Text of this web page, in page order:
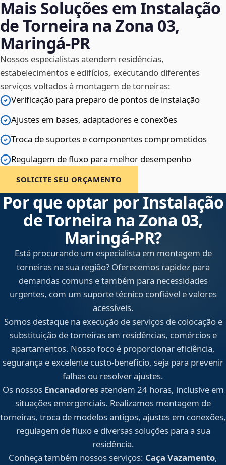
Mais Soluções em Instalação
de Torneira na Zona 03,
Maringá‑PR
Nossos especialistas atendem residências,
estabelecimentos e edifícios, executando diferentes
serviços voltados à montagem de torneiras:
Verificação para preparo de pontos de instalação
Ajustes em bases, adaptadores e conexões
Troca de suportes e componentes comprometidos
Regulagem de fluxo para melhor desempenho
SOLICITE SEU ORÇAMENTO
Por que optar por Instalação
de Torneira na Zona 03,
Maringá‑PR?
Está procurando um especialista em montagem de
torneiras na sua região? Oferecemos rapidez para
demandas comuns e também para necessidades
urgentes, com um suporte técnico confiável e valores
acessíveis.
Somos destaque na execução de serviços de colocação e
substituição de torneiras em residências, comércios e
apartamentos. Nosso foco é proporcionar eficiência,
segurança e excelente custo-benefício, seja para prevenir
falhas ou resolver ajustes.
Os nossos Encanadoresatendem 24 horas, inclusive em
situações emergenciais. Realizamos montagem de
torneiras, troca de modelos antigos, ajustes em conexões,
regulagem de fluxo e diversas soluções para a sua
residência.
Conheça também nossos serviços: Caça Vazamento,